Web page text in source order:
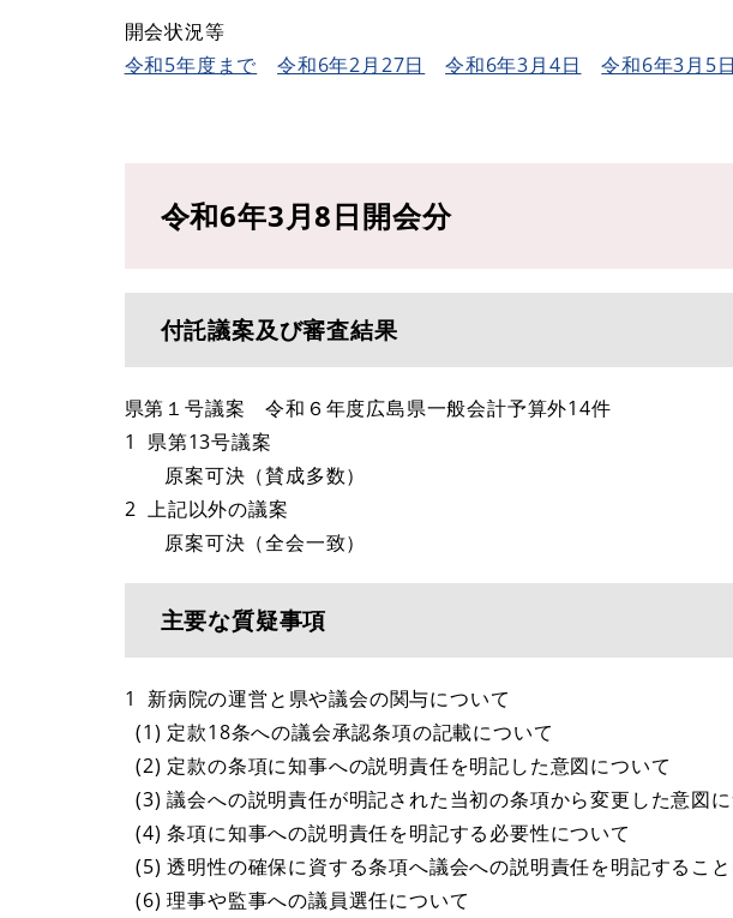
開会状況等
令和5年度まで
令和6年2月27日 令和6年3月4日 令和6年3月5日
令和6年3月8日開会分
付託議案及び審査結果
県第１号議案 令和６年度広島県一般会計予算外14件
1 県第13号議案
原案可決（賛成多数）
2 上記以外の議案
原案可決（全会一致）
主要な質疑事項
1 新病院の運営と県や議会の関与について
(1) 定款18条への議会承認条項の記載について
(2) 定款の条項に知事への説明責任を明記した意図について
(3) 議会への説明責任が明記された当初の条項から変更した意図
(4) 条項に知事への説明責任を明記する必要性について
(5) 透明性の確保に資する条項へ議会への説明責任を明記するこ
(6) 理事や監事への議員選任について